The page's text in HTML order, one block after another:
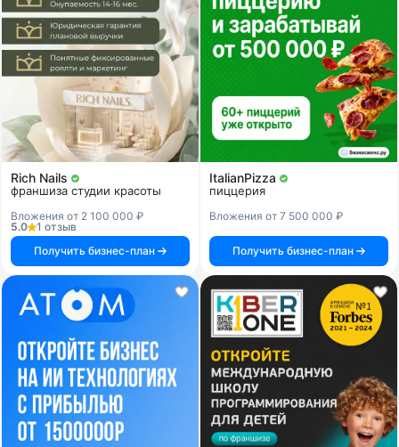
Rich Nails
франшиза студии красоты
Вложения от 2 100 000 ₽
5.0
1 отзыв
Получить бизнес-план
ItalianPizza
пиццерия
Вложения от 7 500 000 ₽
Получить бизнес-план